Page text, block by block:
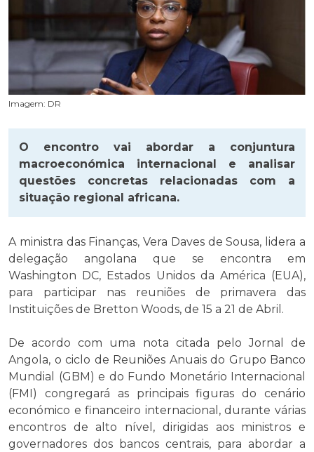
Imagem: DR
O encontro vai abordar a conjuntura
macroeconómica internacional e analisar
questões concretas relacionadas com a
situação regional africana.
A ministra das Finanças, Vera Daves de Sousa, lidera a
delegação angolana que se encontra em
Washington DC, Estados Unidos da América (EUA),
para participar nas reuniões de primavera das
Instituições de Bretton Woods, de 15 a 21 de Abril.
De acordo com uma nota citada pelo Jornal de
Angola, o ciclo de Reuniões Anuais do Grupo Banco
Mundial (GBM) e do Fundo Monetário Internacional
(FMI) congregará as principais figuras do cenário
económico e financeiro internacional, durante várias
encontros de alto nível, dirigidas aos ministros e
governadores dos bancos centrais, para abordar a